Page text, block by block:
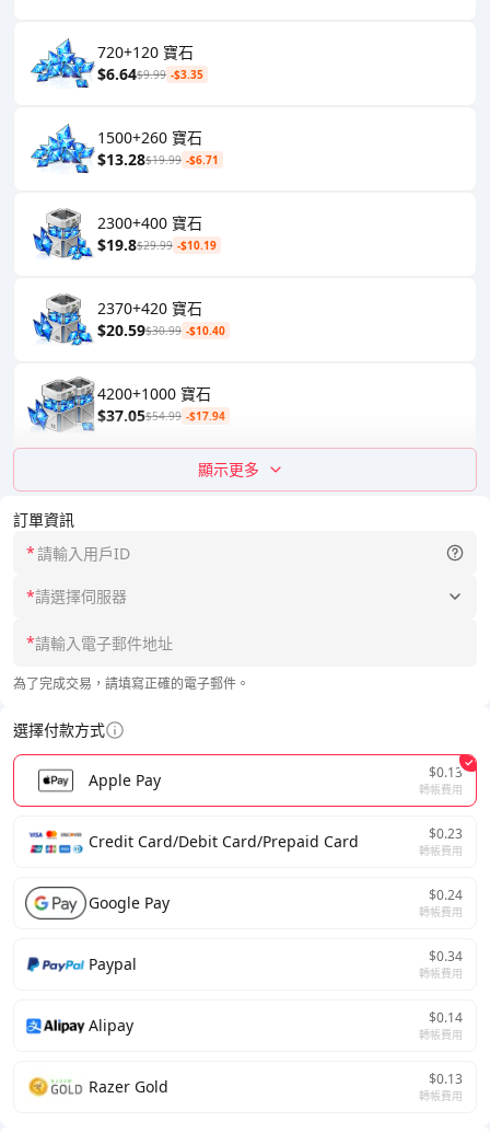
訂單資訊
*
*請選擇伺服器
*
為了完成交易，請填寫正確的電子郵件。
選擇付款方式
Apple Pay $0.13
轉帳費用
Credit Card/Debit Card/Prepaid Card $0.23
轉帳費用
Google Pay $0.24
轉帳費用
Paypal $0.34
轉帳費用
Alipay $0.14
轉帳費用
Razer Gold $0.13
轉帳費用
720+120 寶石
$6.64$9.99 -$3.35
1500+260 寶石
$13.28$19.99 -$6.71
2300+400 寶石
$19.8$29.99 -$10.19
2370+420 寶石
$20.59$30.99 -$10.40
4200+1000 寶石
$37.05$54.99 -$17.94
顯示更多